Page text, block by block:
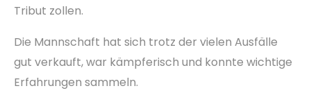
Tribut zollen.
Die Mannschaft hat sich trotz der vielen Ausfälle
gut verkauft, war kämpferisch und konnte wichtige
Erfahrungen sammeln.